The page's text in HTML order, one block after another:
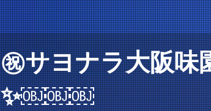
㊗️サヨナラ大阪
✨￼￼￼